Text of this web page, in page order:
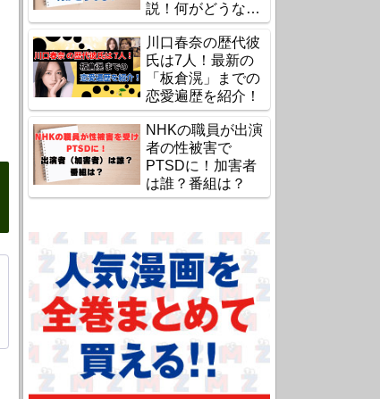
説！何がどうな
る？
川口春奈の歴代彼
氏は7人！最新の
「板倉滉」までの
恋愛遍歴を紹介！
NHKの職員が出演
者の性被害で
PTSDに！加害者
は誰？番組は？